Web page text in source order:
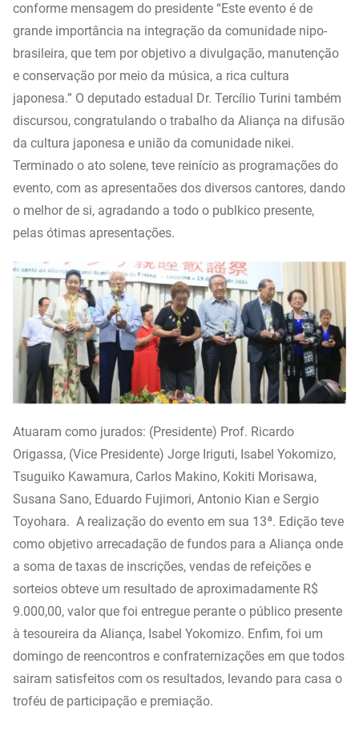
conforme mensagem do presidente “Este evento é de
grande importância na integração da comunidade nipo-
brasileira, que tem por objetivo a divulgação, manutenção
e conservação por meio da música, a rica cultura
japonesa.” O deputado estadual Dr. Tercílio Turini também
discursou, congratulando o trabalho da Aliança na difusão
da cultura japonesa e união da comunidade nikei.
Terminado o ato solene, teve reinício as programações do
evento, com as apresentaões dos diversos cantores, dando
o melhor de si, agradando a todo o publkico presente,
pelas ótimas apresentações.
Atuaram como jurados: (Presidente) Prof. Ricardo
Origassa, (Vice Presidente) Jorge Iriguti, Isabel Yokomizo,
Tsuguiko Kawamura, Carlos Makino, Kokiti Morisawa,
Susana Sano, Eduardo Fujimori, Antonio Kian e Sergio
Toyohara. A realização do evento em sua 13ª. Edição teve
como objetivo arrecadação de fundos para a Aliança onde
a soma de taxas de inscrições, vendas de refeições e
sorteios obteve um resultado de aproximadamente R$
9.000,00, valor que foi entregue perante o público presente
à tesoureira da Aliança, Isabel Yokomizo. Enfim, foi um
domingo de reencontros e confraternizações em que todos
sairam satisfeitos com os resultados, levando para casa o
troféu de participação e premiação.